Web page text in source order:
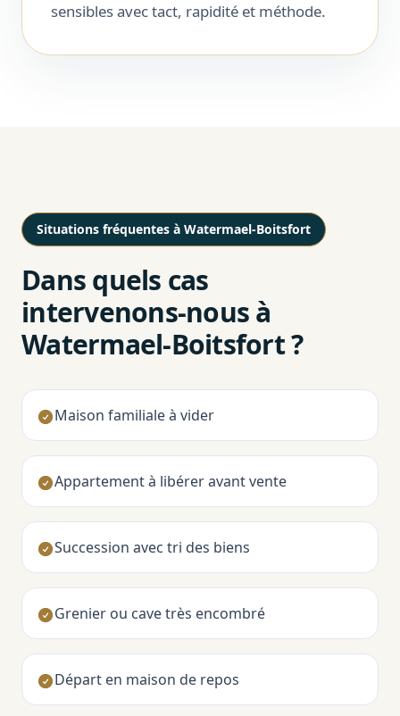
sensibles avec tact, rapidité et méthode.
Situations fréquentes à Watermael-Boitsfort
Dans quels cas
intervenons-nous à
Watermael-Boitsfort ?
Maison familiale à vider
Appartement à libérer avant vente
Succession avec tri des biens
Grenier ou cave très encombré
Départ en maison de repos